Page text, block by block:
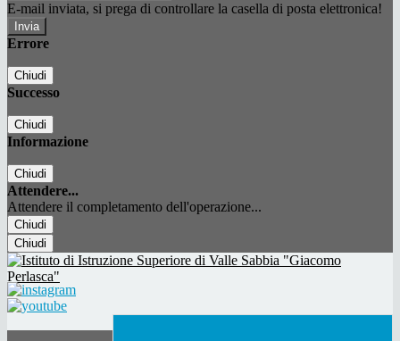
E-mail inviata, si prega di controllare la casella di posta elettronica!
Errore
Chiudi
Successo
Chiudi
Informazione
Chiudi
Attendere...
Attendere il completamento dell'operazione...
Chiudi
Chiudi